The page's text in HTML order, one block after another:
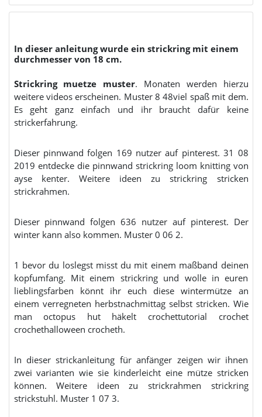
In dieser anleitung wurde ein strickring mit einem
durchmesser von 18 cm.
Strickring muetze muster. Monaten werden hierzu
weitere videos erscheinen. Muster 8 48viel spaß mit dem.
Es geht ganz einfach und ihr braucht dafür keine
strickerfahrung.
Dieser pinnwand folgen 169 nutzer auf pinterest. 31 08
2019 entdecke die pinnwand strickring loom knitting von
ayse kenter. Weitere ideen zu strickring stricken
strickrahmen.
Dieser pinnwand folgen 636 nutzer auf pinterest. Der
winter kann also kommen. Muster 0 06 2.
1 bevor du loslegst misst du mit einem maßband deinen
kopfumfang. Mit einem strickring und wolle in euren
lieblingsfarben könnt ihr euch diese wintermütze an
einem verregneten herbstnachmittag selbst stricken. Wie
man octopus hut häkelt crochettutorial crochet
crochethalloween crocheth.
In dieser strickanleitung für anfänger zeigen wir ihnen
zwei varianten wie sie kinderleicht eine mütze stricken
können. Weitere ideen zu strickrahmen strickring
strickstuhl. Muster 1 07 3.